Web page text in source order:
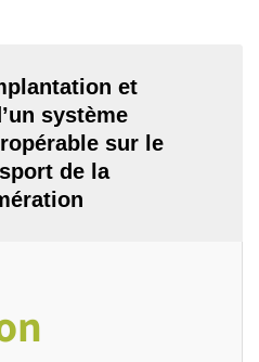
et
système
sur le
de la